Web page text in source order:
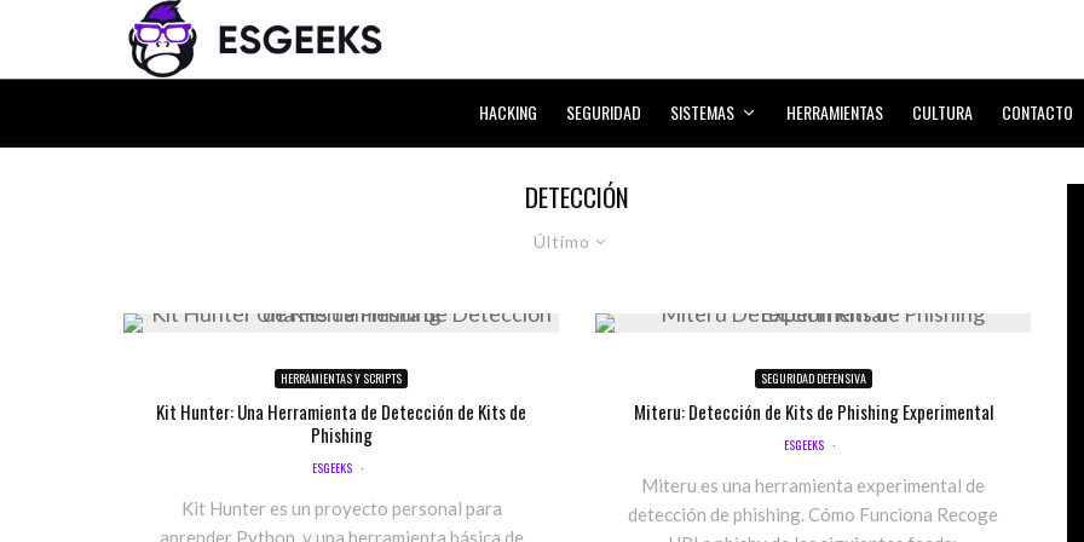
HACKING SEGURIDAD SISTEMAS HERRAMIENTAS CULTURA CONTACTO
DETECCIÓN
Último
HERRAMIENTAS Y SCRIPTS
Kit Hunter: Una Herramienta de Detección de Kits de
Phishing
ESGEEKS ·
Kit Hunter es un proyecto personal para
aprender Python, y una herramienta básica de
SEGURIDAD DEFENSIVA
Miteru: Detección de Kits de Phishing Experimental
ESGEEKS ·
Miteru es una herramienta experimental de
detección de phishing. Cómo Funciona Recoge